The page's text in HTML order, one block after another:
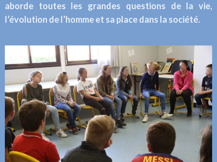
aborde toutes les grandes questions de la vie,
l’évolution de l’homme et sa place dans la société.